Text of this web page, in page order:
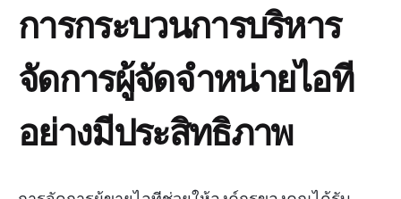
การกระบวนการบริหาร
จัดการผู้จัดจำหน่ายไอที
อย่างมีประสิทธิภาพ